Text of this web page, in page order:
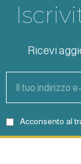
Ricevi
Acconsento al